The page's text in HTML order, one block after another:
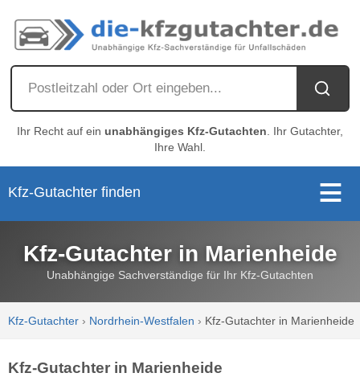
Ihr Recht auf ein unabhängiges Kfz-Gutachten . Ihr Gutachter,
Ihre Wahl.
Kfz-Gutachter finden
Kfz-Gutachter in Marienheide
Unabhängige Sachverständige für Ihr Kfz-Gutachten
Kfz-Gutachter › Nordrhein-Westfalen › Kfz-Gutachter in Marienheide
Kfz-Gutachter in Marienheide